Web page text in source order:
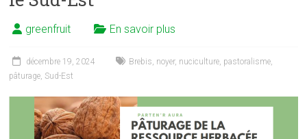
greenfruit En savoir plus
décembre 19, 2024 Brebis noyer, nuciculture pastoralisme
pâturage Sud-Est